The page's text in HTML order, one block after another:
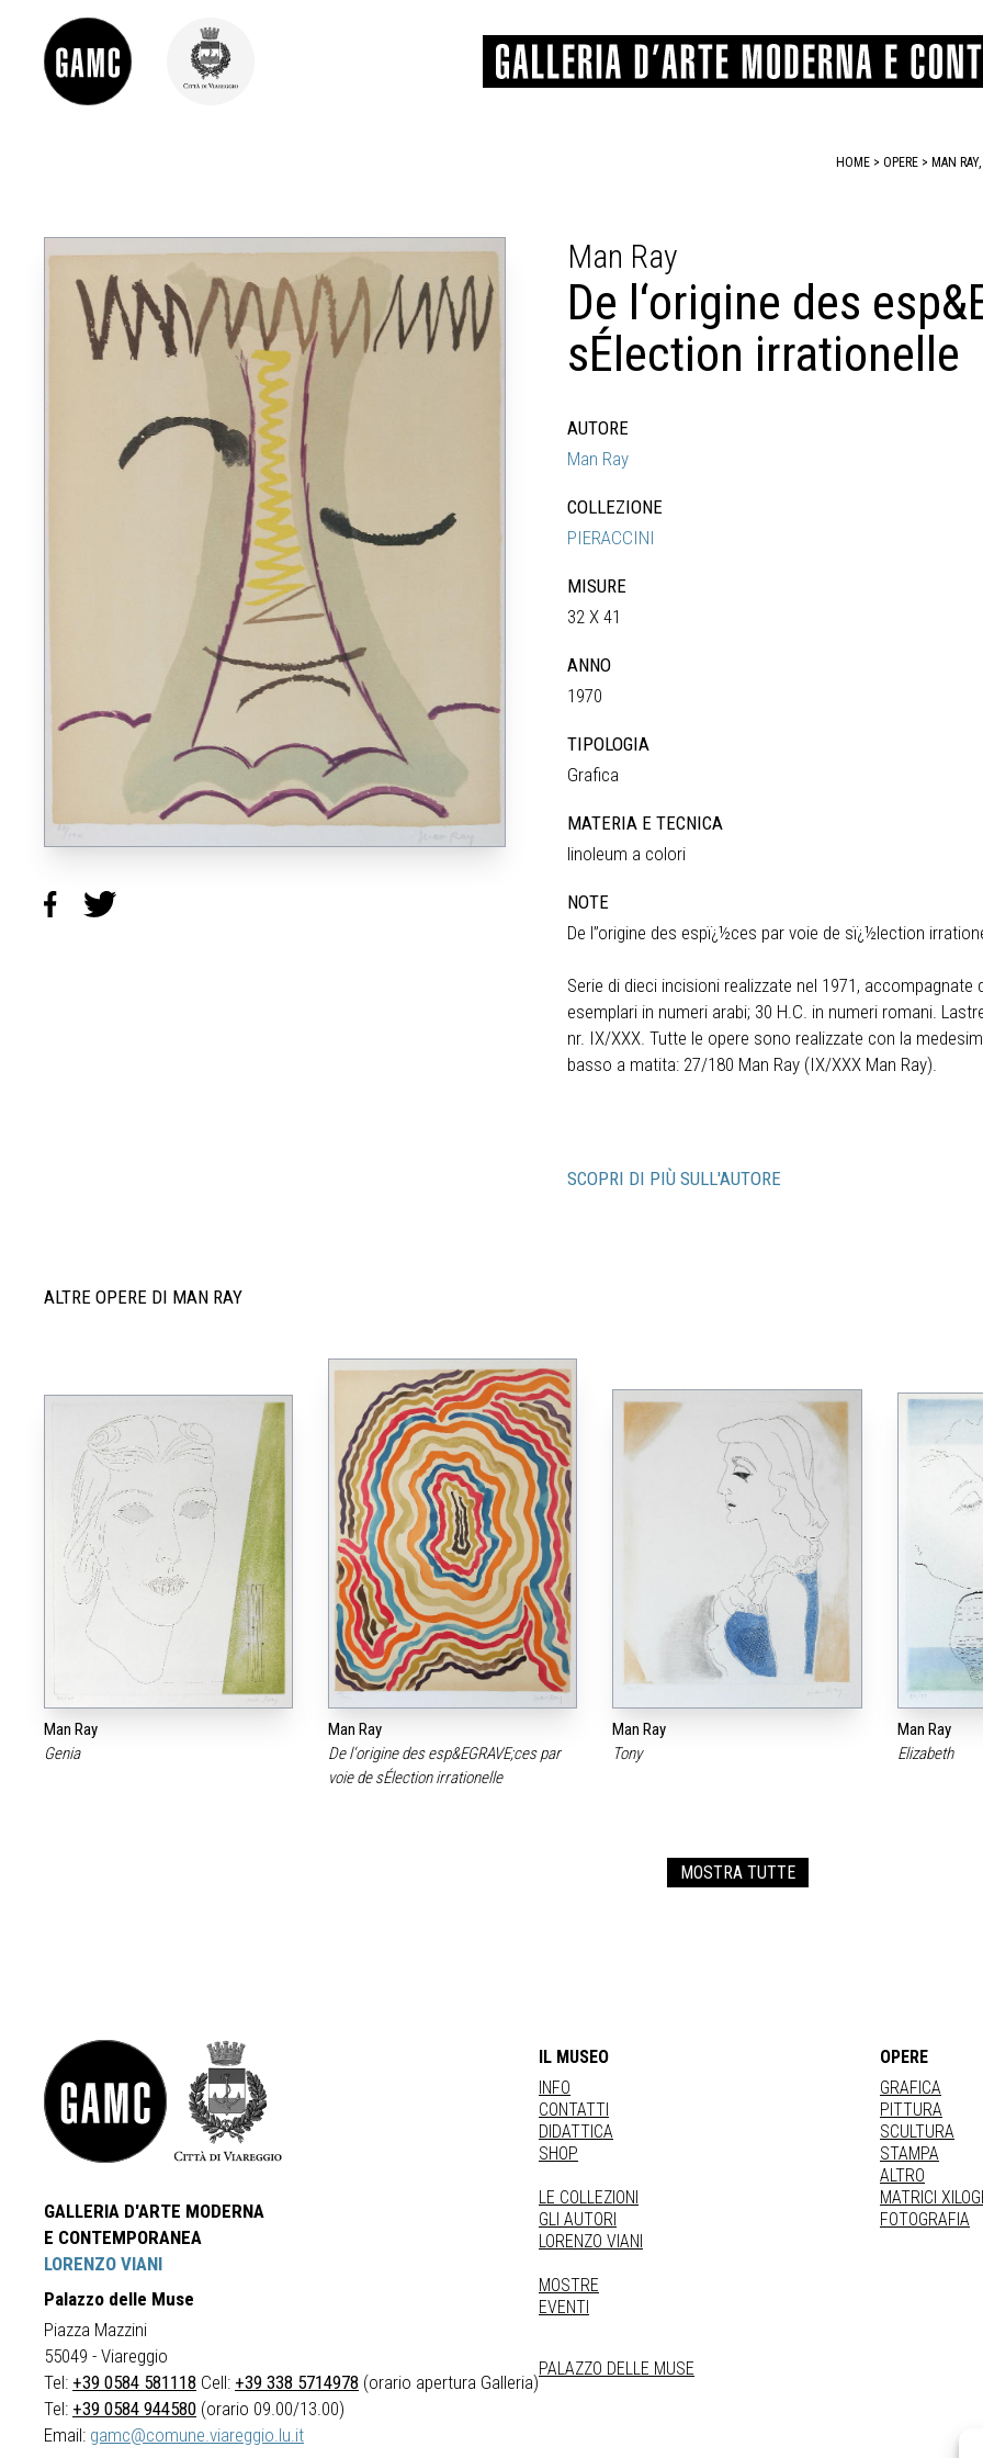
DIDATTICA
SHOP
LE COLLEZIONI
GLI AUTORI
LORENZO VIANI
MOSTRE
PALAZZO DELLE MUSE
SCULTURA
STAMPA
MATRICI XILOGRAFICHE
FOTOGRAFIA
MARTINI
MICHETTI
PARISI
PIERACCINI
PREMIO
SPOLTI
HOME > OPERE > MAN
Man Ray
De l‘origine des
sÉlection irrationelle
AUTORE
Man Ray
COLLEZIONE
PIERACCINI
MISURE
32 X 41
ANNO
1970
TIPOLOGIA
Grafica
MATERIA E TECNICA
linoleum a colori
NOTE
De l”origine des espï¿½ces par voie de sï¿½lection
Serie di dieci incisioni realizzate nel 1971,
esemplari in numeri arabi; 30 H.C. in numeri romani.
nr. IX/XXX. Tutte le opere sono realizzate con la
basso a matita: 27/180 Man Ray (IX/XXX Man Ray).
SCOPRI DI PIÙ SULL'AUTORE
ALTRE OPERE DI MAN RAY
Man Ray
Genia
Man Ray
De l‘origine des esp&EGRAVE;ces par
voie de sÉlection irrationelle
Man Ray
Tony
Man Ray
Elizabeth
MOSTRA TUTTE
GALLERIA D'ARTE MODERNA
E CONTEMPORANEA
LORENZO VIANI
Palazzo delle Muse
Piazza Mazzini
55049 - Viareggio
Tel: +39 0584 581118 Cell: +39 338 5714978 (orario apertura Galleria)
Tel: +39 0584 944580 (orario 09.00/13.00)
Email: gamc@comune.viareggio.lu.it
IL MUSEO
INFO
CONTATTI
DIDATTICA
SHOP
LE COLLEZIONI
GLI AUTORI
LORENZO VIANI
MOSTRE
EVENTI
PALAZZO DELLE MUSE
OPERE
GRAFICA
PITTURA
SCULTURA
STAMPA
ALTRO
MATRICI
FOTOGRAFIA